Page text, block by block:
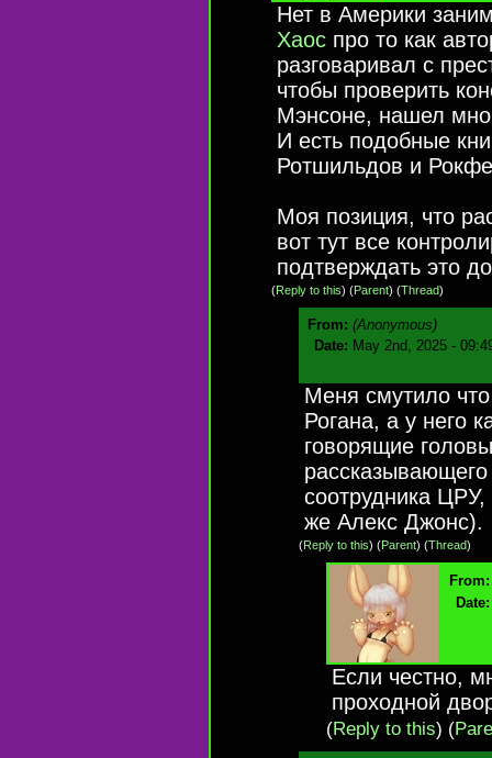
Нет в Америки
Хаос про то как
разговаривал с
чтобы проверить
Мэнсоне, нашел
И есть подобные
Ротшильдов и
Моя позиция, что
вот тут все
подтверждать это
(Reply to this) (Parent) (Thread)
From: (Anonymous)
Date: May 2nd, 2025 -
Меня смутило
Рогана, а у него
говорящие
соотрудника ЦРУ,
же Алекс Джонс).
(Reply to this) (Parent) (Thread)
From:
Date:
Если честно,
проходной
(Reply to this) (